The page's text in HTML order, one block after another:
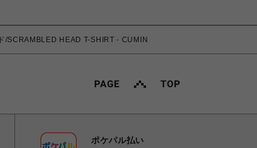
/SCRAMBLED HEAD T-SHIRT - CUMIN
ポケパル払い